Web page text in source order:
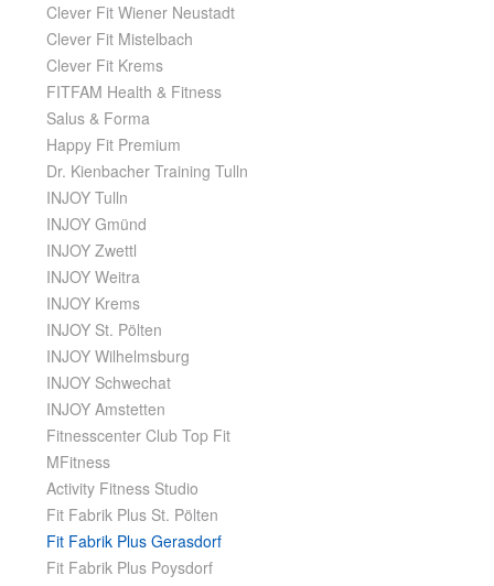
Clever Fit Wiener Neustadt
Clever Fit Mistelbach
Clever Fit Krems
FITFAM Health & Fitness
Salus & Forma
Happy Fit Premium
Dr. Kienbacher Training Tulln
INJOY Tulln
INJOY Gmünd
INJOY Zwettl
INJOY Weitra
INJOY Krems
INJOY St. Pölten
INJOY Wilhelmsburg
INJOY Schwechat
INJOY Amstetten
Fitnesscenter Club Top Fit
MFitness
Activity Fitness Studio
Fit Fabrik Plus St. Pölten
Fit Fabrik Plus Gerasdorf
Fit Fabrik Plus Poysdorf